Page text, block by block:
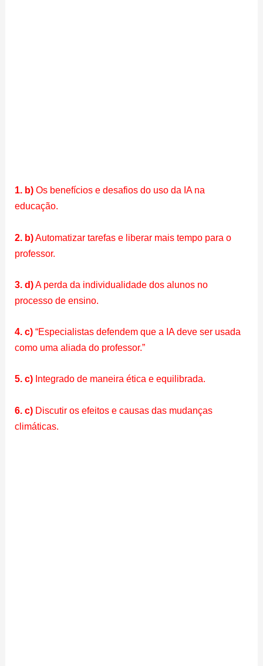
1. b) Os benefícios e desafios do uso da IA na
educação.
2. b) Automatizar tarefas e liberar mais tempo para o
professor.
3. d)A perda da individualidade dos alunos no
processo de ensino.
4. c) “Especialistas defendem que a IA deve ser usada
como uma aliada do professor.”
5. c) Integrado de maneira ética e equilibrada.
6. c) Discutir os efeitos e causas das mudanças
climáticas.